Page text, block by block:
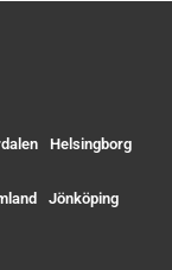
Helsingborg
Jönköping